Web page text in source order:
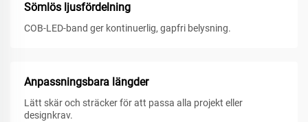
Sömlös ljusfördelning
COB-LED-band ger kontinuerlig, gapfri belysning.
Anpassningsbara längder
Lätt skär och sträcker för att passa alla projekt eller
designkrav.